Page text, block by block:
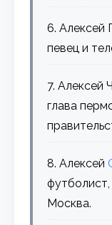
6. Алексей
певец и
7. Алексей
глава
8. Алексей
Москва.